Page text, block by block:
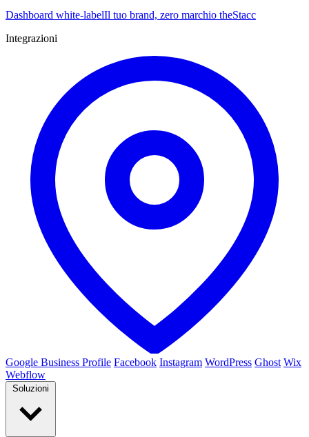
Dashboard white-labelIl tuo brand, zero marchio theStacc
Integrazioni
Google Business Profile Facebook Instagram WordPress Ghost Wix
Webflow